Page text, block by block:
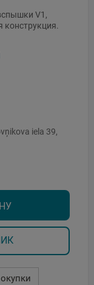
V1,
конструкция.
iela 39,